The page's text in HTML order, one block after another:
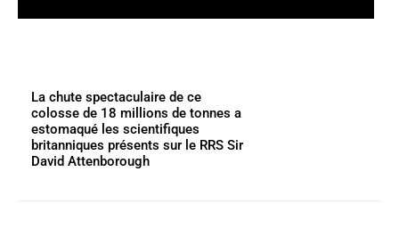
La chute spectaculaire de ce
colosse de 18 millions de tonnes a
estomaqué les scientifiques
britanniques présents sur le RRS Sir
David Attenborough